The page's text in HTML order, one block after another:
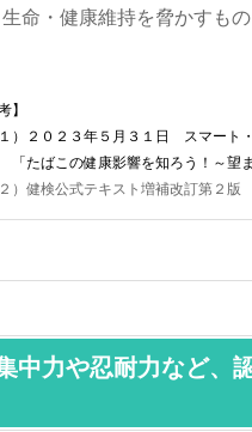
命・健康維持を脅かすもの
月３１日 スマート・ライ
知ろう！～望まない受動
ト増補改訂第２版 受動喫
中力や忍耐力など、